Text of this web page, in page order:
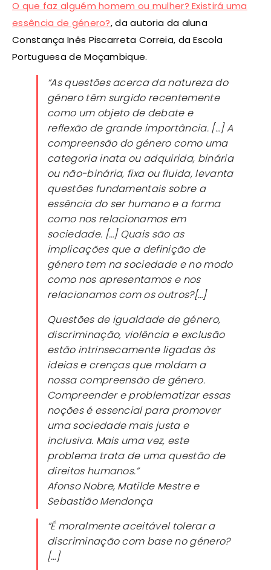
O que faz alguém homem ou mulher? Existirá uma
essência de género?, da autoria da aluna
Constança Inês Piscarreta Correia, da Escola
Portuguesa de Moçambique.
“As questões acerca da natureza do
género têm surgido recentemente
como um objeto de debate e
reflexão de grande importância. […] A
compreensão do género como uma
categoria inata ou adquirida, binária
ou não-binária, fixa ou fluida, levanta
questões fundamentais sobre a
essência do ser humano e a forma
como nos relacionamos em
sociedade. […] Quais são as
implicações que a definição de
género tem na sociedade e no modo
como nos apresentamos e nos
relacionamos com os outros?[…]
Questões de igualdade de género,
discriminação, violência e exclusão
estão intrinsecamente ligadas às
ideias e crenças que moldam a
nossa compreensão de género.
Compreender e problematizar essas
noções é essencial para promover
uma sociedade mais justa e
inclusiva. Mais uma vez, este
problema trata de uma questão de
direitos humanos.”
Afonso Nobre, Matilde Mestre e
Sebastião Mendonça
“É moralmente aceitável tolerar a
discriminação com base no género?
[…]